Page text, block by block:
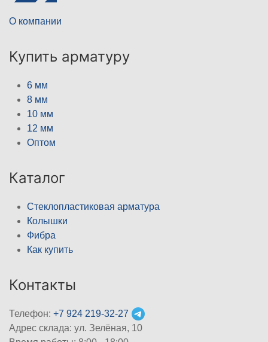
О компании
Купить арматуру
6 мм
8 мм
10 мм
12 мм
Оптом
Каталог
Стеклопластиковая арматура
Колышки
Фибра
Как купить
Контакты
Телефон: +7 924 219-32-27
Адрес склада: ул. Зелёная, 10